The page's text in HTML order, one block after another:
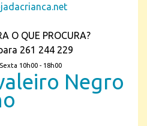
O QUE PROCURA?
261 244 229
10h00 - 18h00
Negro